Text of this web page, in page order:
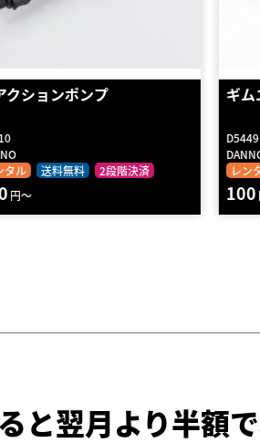
ニク空気ポンプ
タル
送料無料 2段階決済
円～
エア
D5408
レン
100
と翌月より半額